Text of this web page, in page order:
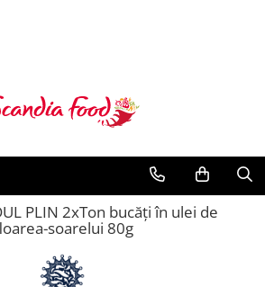
PLIN 2xTon bucăți în ulei de
soarelui 80g